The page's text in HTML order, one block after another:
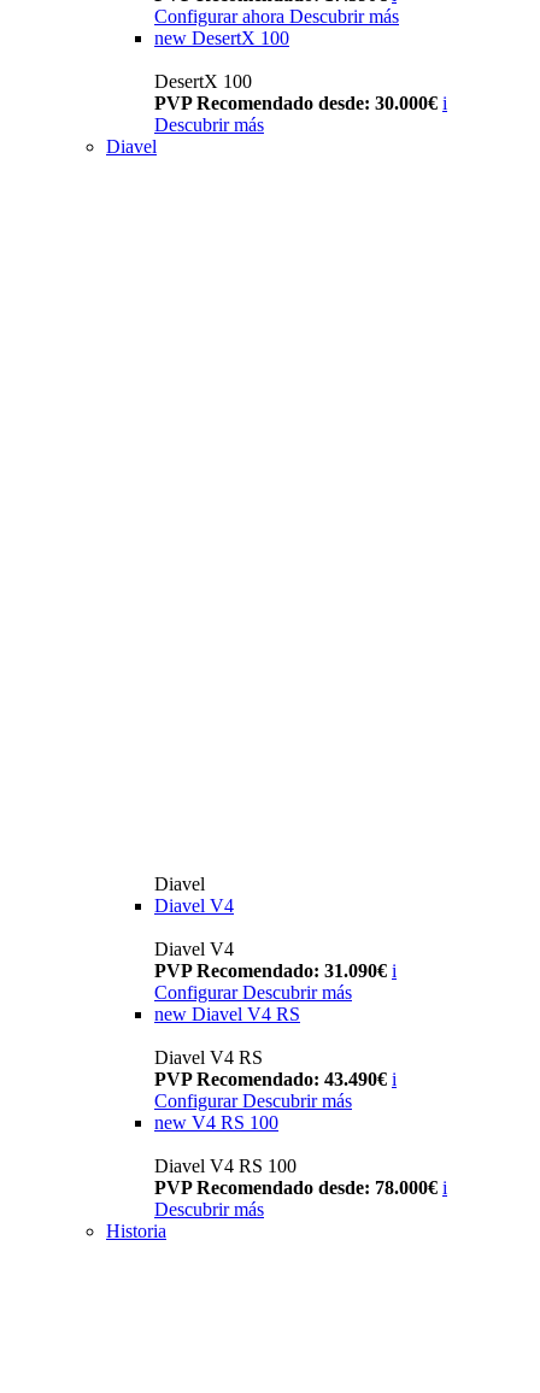
Configurar ahora Descubrir más
new DesertX 100
DesertX 100
PVP Recomendado desde: 30.000€ i
Descubrir más
Diavel
Diavel
Diavel V4
Diavel V4
PVP Recomendado: 31.090€ i
Configurar Descubrir más
new Diavel V4 RS
Diavel V4 RS
PVP Recomendado: 43.490€ i
Configurar Descubrir más
new V4 RS 100
Diavel V4 RS 100
PVP Recomendado desde: 78.000€ i
Descubrir más
Historia